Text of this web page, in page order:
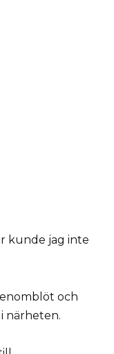
kunde jag inte
och
närheten.